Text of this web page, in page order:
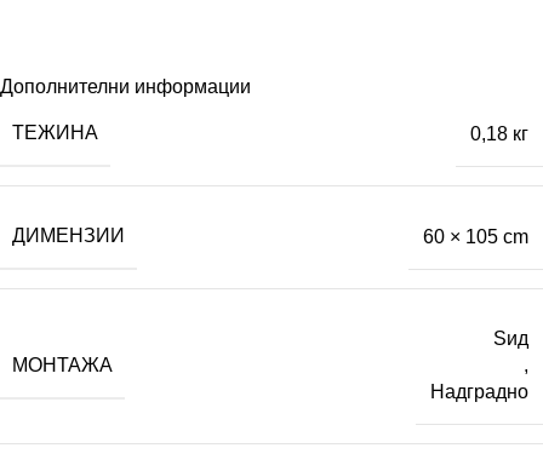
Дополнителни информации
ТЕЖИНА 0,18 кг
ДИМЕНЗИИ 60 × 105 cm
МОНТАЖА
Ѕид
,
Надградно